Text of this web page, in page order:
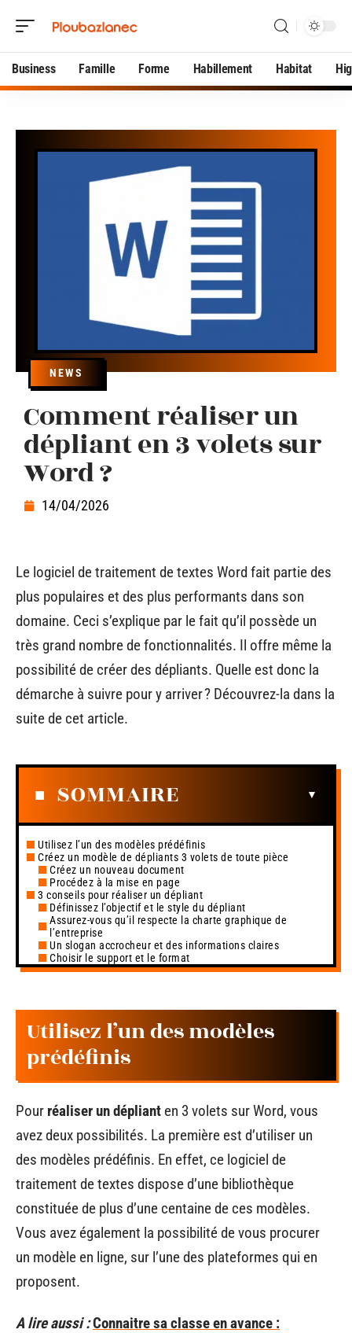
Business Famille Forme Habillement Habitat
NEWS
Comment réaliser un
dépliant en 3 volets sur
Word ?
14/04/2026
Le logiciel de traitement de textes Word fait partie des
plus populaires et des plus performants dans son
domaine. Ceci s’explique par le fait qu’il possède un
très grand nombre de fonctionnalités. Il offre même la
possibilité de créer des dépliants. Quelle est donc la
démarche à suivre pour y arriver ? Découvrez-la dans la
suite de cet article.
SOMMAIRE
Utilisez l’un des modèles prédéfinis
Créez un modèle de dépliants 3 volets de toute pièce
Créez un nouveau document
Procédez à la mise en page
3 conseils pour réaliser un dépliant
Définissez l’objectif et le style du dépliant
Assurez-vous qu’il respecte la charte graphique de
l’entreprise
Un slogan accrocheur et des informations claires
Choisir le support et le format
Utilisez l’un des modèles
prédéfinis
Pour réaliser un dépliant en 3 volets sur Word, vous
avez deux possibilités. La première est d’utiliser un
des modèles prédéfinis. En effet, ce logiciel de
traitement de textes dispose d’une bibliothèque
constituée de plus d’une centaine de ces modèles.
Vous avez également la possibilité de vous procurer
un modèle en ligne, sur l’une des plateformes qui en
proposent.
A lire aussi :Connaitre sa classe en avance :